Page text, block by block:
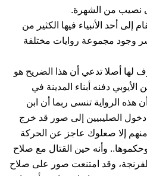
نصيب من الشهرة.
إلى أحد الأنبياء فيها الكثير من
وجود مجموعة روايات مختلفة
لها أصلا تدعي أن هذا الضريح هو
دفنه أبناء المدينة في
الرواية تنسى ربما أن ابن
دخول الصليبيين إلى صور قد خرج
إلا صعلوك عاجز عن الحركة
وأنه حين القتال مع صلاح
وقد امتنعت صور على صلاح